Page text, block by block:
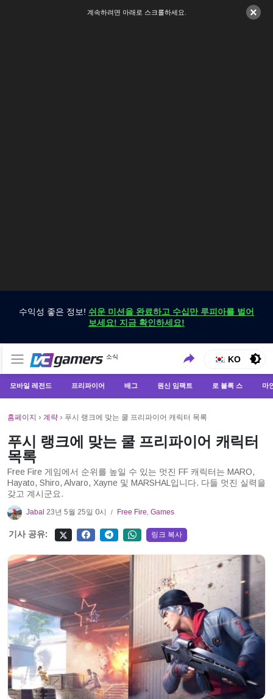
×
계속하려면 아래로 스크롤하세요.
수익성 좋은 정보! 쉬운 미션을 완료하고 수십만 루피아를 벌어
보세요! 지금 확인하세요!
VCGamers 뉴스
소식
VCGamers에서만 최신 게임 뉴스 받기
KO
모바일 레전드 프리파이어 배그 원신 임팩트 로 블록 스 마
홈페이지 › 계략 › 푸시 랭크에 맞는 쿨 프리파이어 캐릭터 목록
푸시 랭크에 맞는 쿨 프리파이어 캐릭터
목록
Free Fire 게임에서 순위를 높일 수 있는 멋진 FF 캐릭터는 MARO,
Hayato, Shiro, Alvaro, Xayne 및 MARSHAL입니다. 다들 멋진 실력을
갖고 계시군요.
Jabal 23년 5월 25일 0시 / Free Fire, Games
기사 공유: 링크 복사